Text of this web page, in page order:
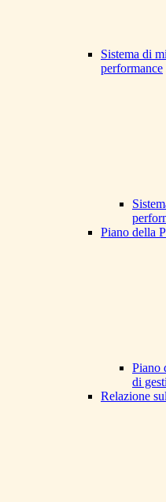
Sistema di
performance
Piano della
Piano
di
Relazione